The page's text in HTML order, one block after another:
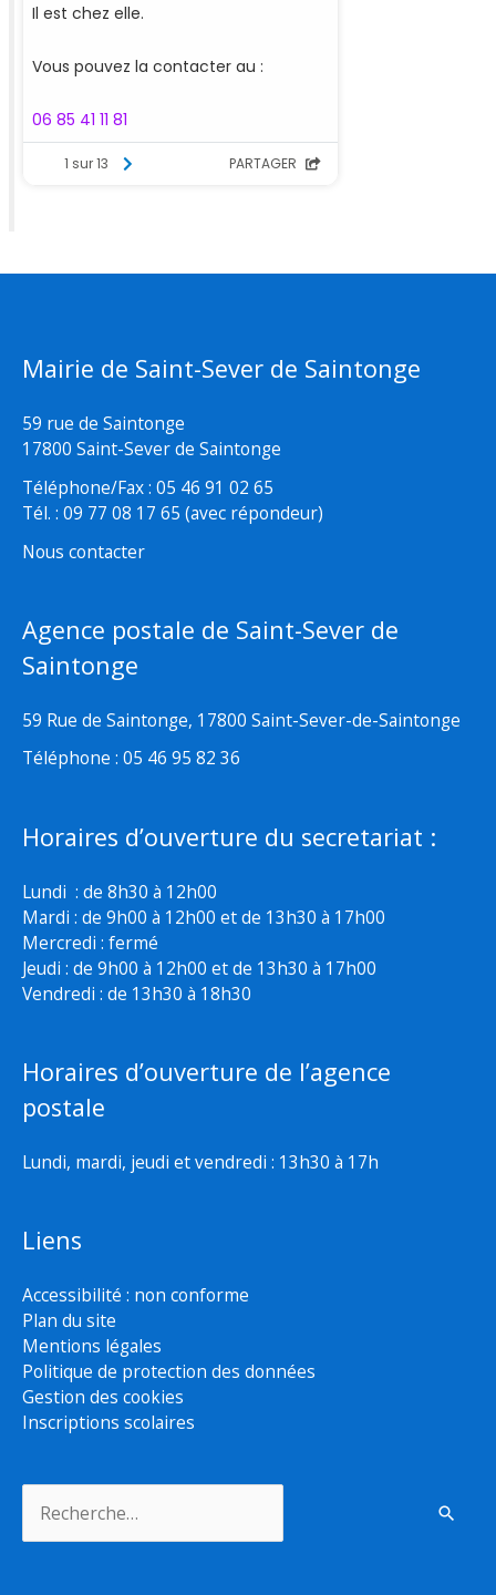
Mairie de Saint-Sever de Saintonge
59 rue de Saintonge
17800 Saint-Sever de Saintonge
Téléphone/Fax : 05 46 91 02 65
Tél. : 09 77 08 17 65 (avec répondeur)
Nous contacter
Agence postale de Saint-Sever de
Saintonge
59 Rue de Saintonge, 17800 Saint-Sever-de-Saintonge
Téléphone : 05 46 95 82 36
Horaires d’ouverture du secretariat :
Lundi : de 8h30 à 12h00
Mardi : de 9h00 à 12h00 et de 13h30 à 17h00
Mercredi : fermé
Jeudi : de 9h00 à 12h00 et de 13h30 à 17h00
Vendredi : de 13h30 à 18h30
Horaires d’ouverture de l’agence
postale
Lundi, mardi, jeudi et vendredi : 13h30 à 17h
Liens
Accessibilité : non conforme
Plan du site
Mentions légales
Politique de protection des données
Gestion des cookies
Inscriptions scolaires